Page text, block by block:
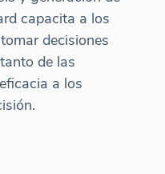
capacita a los
decisiones
de las
a los